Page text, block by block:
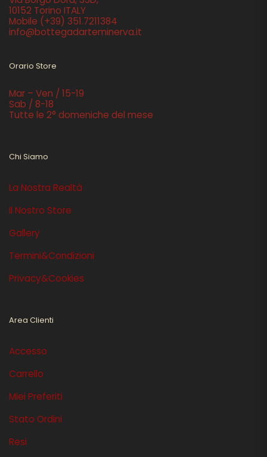
10152 Torino ITALY
Mobile (+39) 351.7211384
info@bottegadarteminerva.it
Orario Store
Mar – Ven / 15-19
Sab / 8-18
Tutte le 2° domeniche del mese
Chi Siamo
La Nostra Realtà
Il Nostro Store
Gallery
Termini&Condizioni
Privacy&Cookies
Area Clienti
Accesso
Carrello
Miei Preferiti
Stato Ordini
Resi